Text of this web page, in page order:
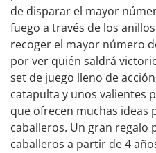
de disparar el mayor
fuego a través de los
recoger el mayor número
por ver quién saldrá
set de juego lleno de
catapulta y unos valientes
que ofrecen muchas ideas
caballeros. Un gran regalo
caballeros a partir de 4